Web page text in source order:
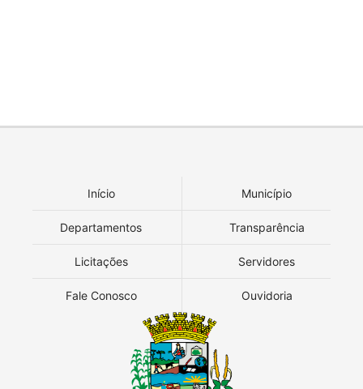
Início Município
Departamentos Transparência
Licitações Servidores
Fale Conosco Ouvidoria